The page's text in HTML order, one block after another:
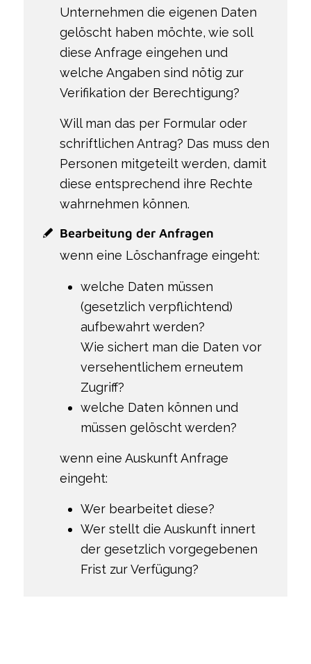
Unternehmen die eigenen Daten
gelöscht haben möchte, wie soll
diese Anfrage eingehen und
welche Angaben sind nötig zur
Verifikation der Berechtigung?
Will man das per Formular oder
schriftlichen Antrag? Das muss den
Personen mitgeteilt werden, damit
diese entsprechend ihre Rechte
wahrnehmen können.
Bearbeitung der Anfragen
wenn eine Löschanfrage eingeht:
welche Daten müssen
(gesetzlich verpflichtend)
aufbewahrt werden?
Wie sichert man die Daten vor
versehentlichem erneutem
Zugriff?
welche Daten können und
müssen gelöscht werden?
wenn eine Auskunft Anfrage
eingeht:
Wer bearbeitet diese?
Wer stellt die Auskunft innert
der gesetzlich vorgegebenen
Frist zur Verfügung?